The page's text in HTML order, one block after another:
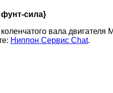
сила}
вала
Ниппон Сервис Chat.